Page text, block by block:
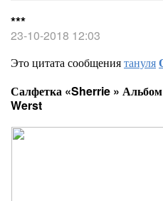
***
23-10-2018 12:03
Это цитата сообщениятануля
Салфетка «Sherrie »
Werst